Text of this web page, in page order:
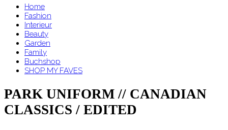
Home
Fashion
Interieur
Beauty
Garden
Family
Buchshop
SHOP MY FAVES
PARK UNIFORM // CANADIAN
CLASSICS / EDITED